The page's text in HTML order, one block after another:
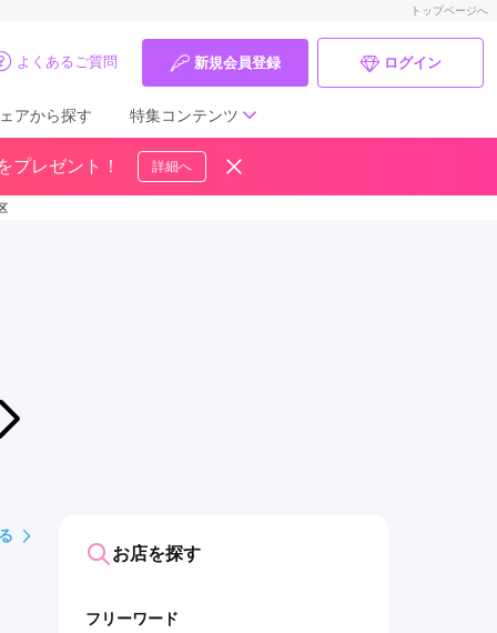
トップページへ
よくあるご質問 新規会員登録 ログイン
アから探す 特集コンテンツ
プレゼント！ 詳細へ
振袖大決算市！
お店を探す
フリーワード